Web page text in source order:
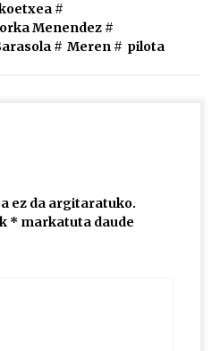
Bide, Boards Of Canada, Somak,
#
Menendez#
# Meren# pilota
ez da argitaratuko.
* markatuta daude